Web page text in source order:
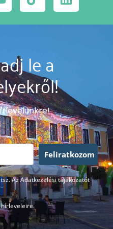
le a
Feliratkozom
Az Adatkezelési tájákozatót
hírleveleire.